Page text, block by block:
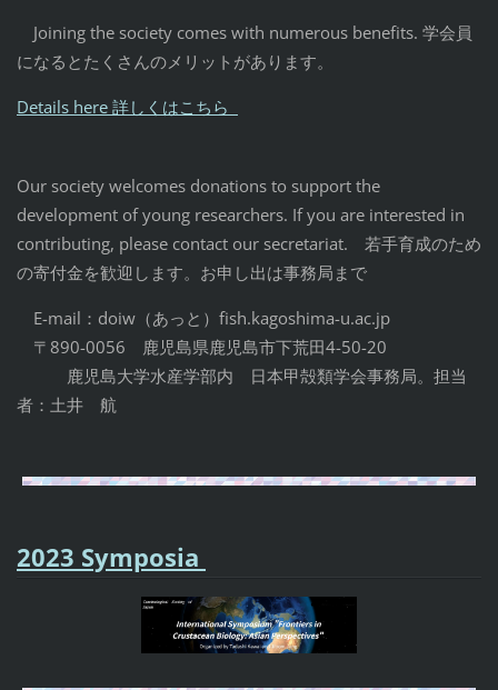
Joining the society comes with numerous benefits. 学会員
になるとたくさんのメリットがあります。
Details here 詳しくはこちら
Our society welcomes donations to support the
development of young researchers. If you are interested in
contributing, please contact our secretariat. 若手育成のため
の寄付金を歓迎します。お申し出は事務局まで
E-mail：doiw（あっと）fish.kagoshima-u.ac.jp
〒890-0056 鹿児島県鹿児島市下荒田4-50-20
鹿児島大学水産学部内 日本甲殻類学会事務局。担当
者：土井 航
2023 Symposia